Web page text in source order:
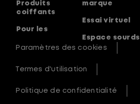
Produits
coiffants
Pour les
marque
Essai virtuel
Espace sourds
Paramètres des cookies
Termes d'utilisation
Politique de confidentialité